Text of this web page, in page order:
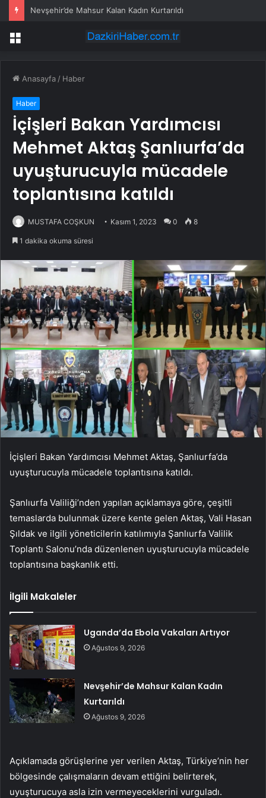
Nevşehir’de Mahsur Kalan Kadın Kurtarıldı
Menü
Anasayfa / Haber
Haber
İçişleri Bakan Yardımcısı
Mehmet Aktaş Şanlıurfa’da
uyuşturucuyla mücadele
toplantısına katıldı
MUSTAFA COŞKUN Kasım 1, 2023 0 8
1 dakika okuma süresi
İçişleri Bakan Yardımcısı Mehmet Aktaş, Şanlıurfa’da
uyuşturucuyla mücadele toplantısına katıldı.
Şanlıurfa Valiliği’nden yapılan açıklamaya göre, çeşitli
temaslarda bulunmak üzere kente gelen Aktaş, Vali Hasan
Şıldak ve ilgili yöneticilerin katılımıyla Şanlıurfa Valilik
Toplantı Salonu’nda düzenlenen uyuşturucuyla mücadele
toplantısına başkanlık etti.
İlgili Makaleler
Uganda’da Ebola Vakaları Artıyor
Ağustos 9, 2026
Nevşehir’de Mahsur Kalan Kadın
Kurtarıldı
Ağustos 9, 2026
Açıklamada görüşlerine yer verilen Aktaş, Türkiye’nin her
bölgesinde çalışmaların devam ettiğini belirterek,
uyuşturucuya asla izin vermeyeceklerini vurguladı.